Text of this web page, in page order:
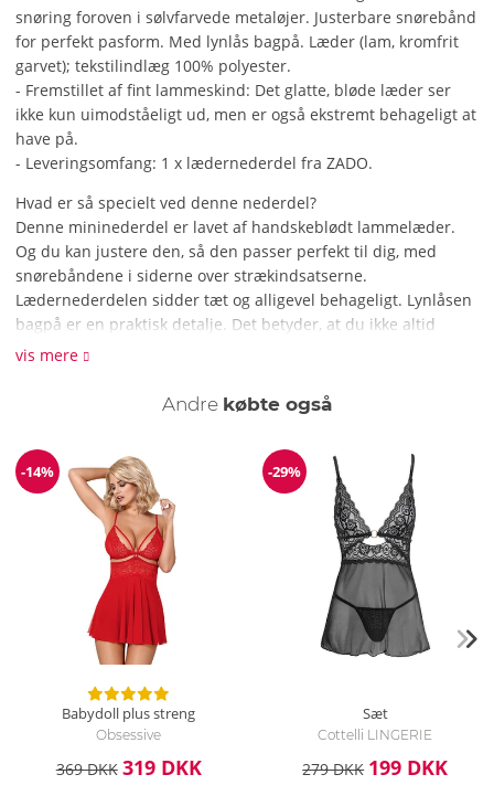
snøring foroven i sølvfarvede metaløjer. Justerbare snørebånd
for perfekt pasform. Med lynlås bagpå. Læder (lam, kromfrit
garvet); tekstilindlæg 100% polyester.
- Fremstillet af fint lammeskind: Det glatte, bløde læder ser
ikke kun uimodståeligt ud, men er også ekstremt behageligt at
have på.
- Leveringsomfang: 1 x lædernederdel fra ZADO.
Hvad er så specielt ved denne nederdel?
Denne mininederdel er lavet af handskeblødt lammelæder.
Og du kan justere den, så den passer perfekt til dig, med
snørebåndene i siderne over strækindsatserne.
Lædernederdelen sidder tæt og alligevel behageligt. Lynlåsen
bagpå er en praktisk detalje. Det betyder, at du ikke altid
behøver at stramme snørebåndene, når du tager tøjet af og
på mange forskellige måder. Fra underdanig til dominerende,
Hvordan gør jeg nederdelen ren?
Det eneste, du skal gøre, er at tørre nederdelen over med en
fugtig klud. Hvis du foretrækker en særlig grundig rengøring,
anbefaler vi særlige rengørings- og plejeprodukter til læder.
vis mere
Andre købte også
Rabat
-14%
Babydoll plus streng
Obsessive
369 DKK 319 DKK
Rabat
-29%
Sæt
Cottelli LINGERIE
279 DKK 199 DKK